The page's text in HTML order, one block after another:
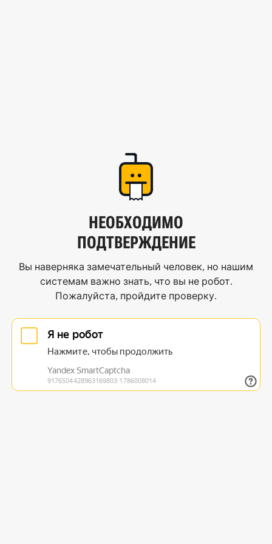
НЕОБХОДИМО
ПОДТВЕРЖДЕНИЕ
Вы наверняка замечательный человек, но нашим
системам важно знать, что вы не робот.
Пожалуйста, пройдите проверку.